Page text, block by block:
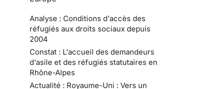
Analyse : Conditions d'accès des
réfugiés aux droits sociaux depuis
2004
Constat : L'accueil des demandeurs
d'asile et des réfugiés statutaires en
Rhône-Alpes
Actualité : Royaume-Uni : Vers un